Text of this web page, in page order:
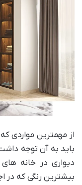
از مهمترین مواردی
باید به آن توجه
دیواری در خانه
بیشترین رنگی که در